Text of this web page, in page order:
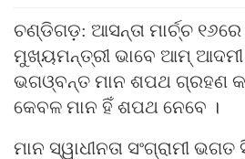
ଚଣ୍ଡିଗଡ଼: ଆସନ୍ତା ମାର୍ଚ୍ଚ
ମୁଖ୍ୟମନ୍ତ୍ରୀ ଭାବେ ଆମ୍ ଆଦମୀ
ଭଗଓ୍ବନ୍ତ ମାନ ଶପଥ ଗ୍ରହଣ
କେବଳ ମାନ ହିଁ ଶପଥ ନେବେ ।
ମାନ ସ୍ୱାଧୀନତା ସଂଗ୍ରାମୀ